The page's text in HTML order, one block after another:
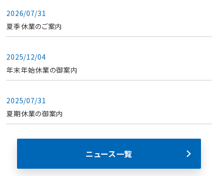
2026/07/31
夏季休業のご案内
2025/12/04
年末年始休業の御案内
2025/07/31
夏期休業の御案内
ニュース一覧